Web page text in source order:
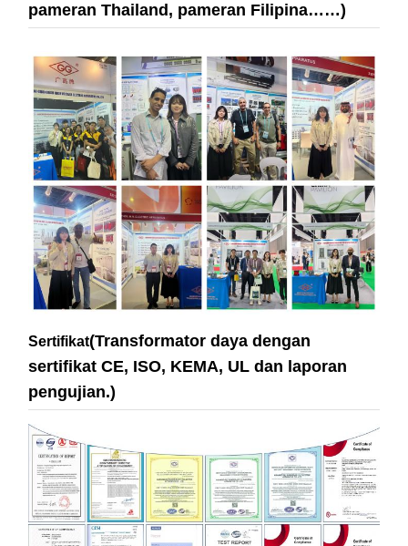
pameran Thailand, pameran Filipina……)
Sertifikat(Transformator daya dengan
sertifikat CE, ISO, KEMA, UL dan laporan
pengujian.)